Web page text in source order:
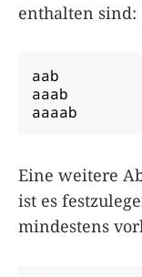
enthalten sind:
aab
aaab
aaaab
Eine weitere
ist es
mindestens